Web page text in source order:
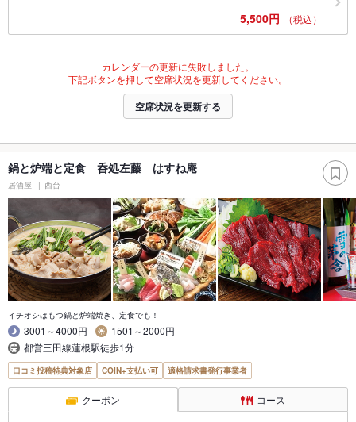
5,500円 （税込）
カレンダーの更新に失敗しました。
下記ボタンを押して空席状況を更新してください。
空席状況を更新する
鍋と炉端と定食 呑処左藤 はすね庵
居酒屋 西台
イチオシはもつ鍋と炉端焼き、定食でも！
3001～4000円
1501～2000円
都営三田線蓮根駅徒歩1分
口コミ投稿特典対象店 COIN+支払い可 適格請求書発行事業者
クーポン コース